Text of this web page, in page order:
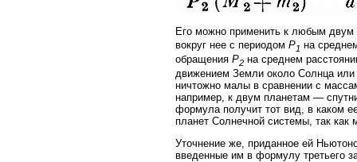
Его можно применить к любым
вокруг нее с периодом P1 на
обращения P2 на среднем
движением Земли около Солнца
ничтожно малы в сравнении с
например, к двум планетам —
формула получит тот вид, в каком
планет Солнечной системы, так
Уточнение же, приданное ей
введенные им в формулу третьего